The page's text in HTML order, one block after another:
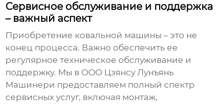
Сервисное обслуживание и поддержка
– важный аспект
Приобретение ковальной машины – это не
конец процесса. Важно обеспечить ее
регулярное техническое обслуживание и
поддержку. Мы в ООО Цзянсу Лунъянь
Машинери предоставляем полный спектр
сервисных услуг, включая монтаж,